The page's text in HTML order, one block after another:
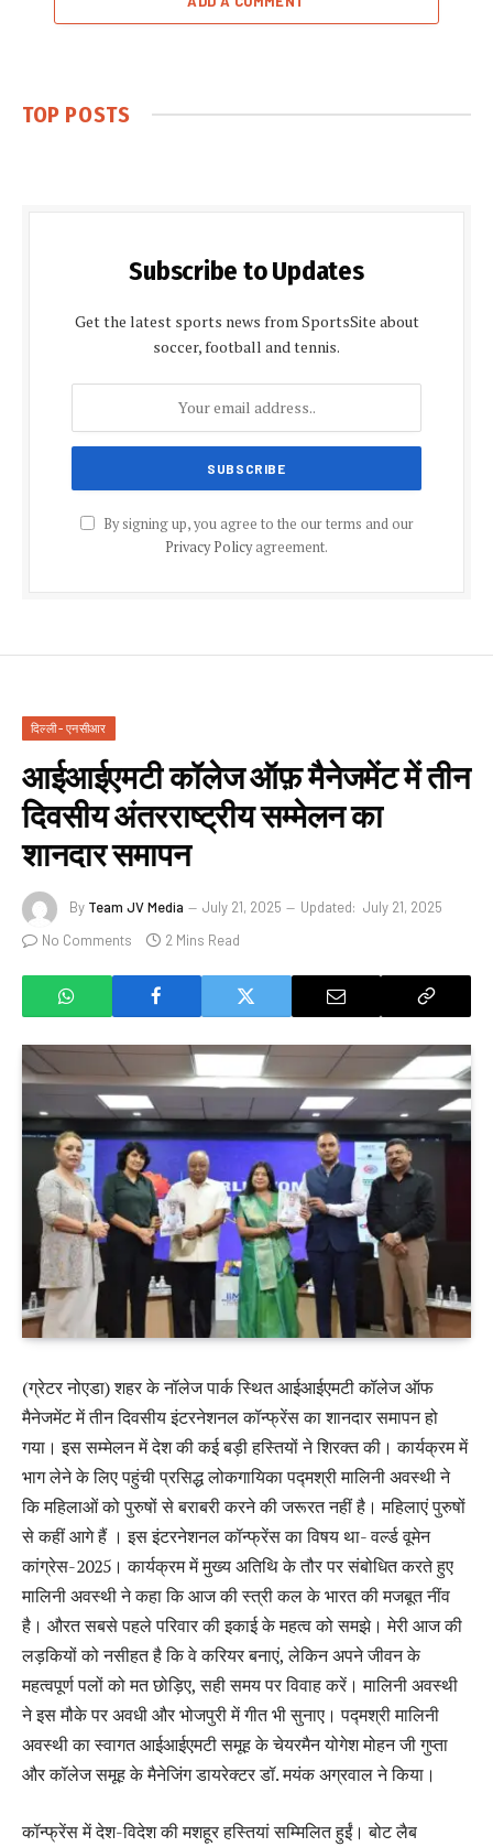
TOP POSTS
Subscribe to Updates
Get the latest sports news from SportsSite about
soccer, football and tennis.
By signing up, you agree to the our terms and our
Privacy Policyagreement.
दिल्ली - एनसीआर
आईआईएमटी कॉलेज ऑफ़ मैनेजमेंट में तीन
दिवसीय अंतरराष्ट्रीय सम्मेलन का
शानदार समापन
By Team JV Media July 21, 2025 Updated: July 21, 2025
No Comments
2 Mins Read
(ग्रेटर नोएडा) शहर के नॉलेज पार्क स्थित आईआईएमटी कॉलेज ऑफ
मैनेजमेंट में तीन दिवसीय इंटरनेशनल कॉन्फ्रेंस का शानदार समापन हो
गया। इस सम्मेलन में देश की कई बड़ी हस्तियों ने शिरक्त की। कार्यक्रम में
भाग लेने के लिए पहुंची प्रसिद्ध लोकगायिका पद्मश्री मालिनी अवस्थी ने
कि महिलाओं को पुरुषों से बराबरी करने की जरूरत नहीं है। महिलाएं पुरुषों
से कहीं आगे हैं । इस इंटरनेशनल कॉन्फ्रेंस का विषय था- वर्ल्ड वूमेन
कांग्रेस-2025। कार्यक्रम में मुख्य अतिथि के तौर पर संबोधित करते हुए
मालिनी अवस्थी ने कहा कि आज की स्त्री कल के भारत की मजबूत नींव
है। औरत सबसे पहले परिवार की इकाई के महत्व को समझे। मेरी आज की
लड़कियों को नसीहत है कि वे करियर बनाएं, लेकिन अपने जीवन के
महत्वपूर्ण पलों को मत छोड़िए, सही समय पर विवाह करें। मालिनी अवस्थी
ने इस मौके पर अवधी और भोजपुरी में गीत भी सुनाए। पद्मश्री मालिनी
अवस्थी का स्वागत आईआईएमटी समूह के चेयरमैन योगेश मोहन जी गुप्ता
और कॉलेज समूह के मैनेजिंग डायरेक्टर डॉ. मयंक अग्रवाल ने किया।
कॉन्फ्रेंस में देश-विदेश की मशहूर हस्तियां सम्मिलित हुईं। बोट लैब